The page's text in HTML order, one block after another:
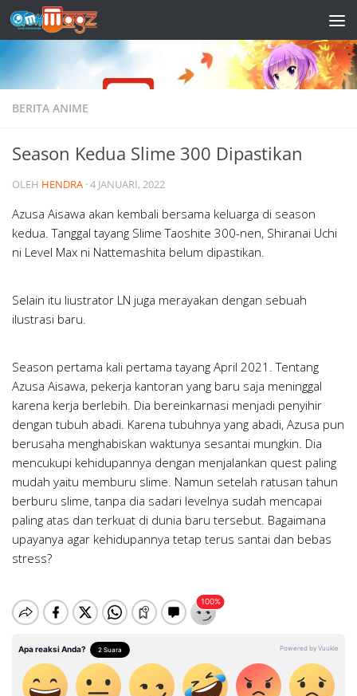
Skip to content
BERITA ANIME
Season Kedua Slime 300 Dipastikan
OLEH HENDRA ·4 JANUARI, 2022
Azusa Aisawa akan kembali bersama keluarga di season
kedua. Tanggal tayang Slime Taoshite 300-nen, Shiranai Uchi
ni Level Max ni Nattemashita belum dipastikan.
Selain itu liustrator LN juga merayakan dengan sebuah
ilustrasi baru.
Season pertama kali pertama tayang April 2021. Tentang
Azusa Aisawa, pekerja kantoran yang baru saja meninggal
karena kerja berlebih. Dia bereinkarnasi menjadi penyihir
dengan tubuh abadi. Karena tubuhnya yang abadi, Azusa pun
berusaha menghabiskan waktunya sesantai mungkin. Dia
mencukupi kehidupannya dengan menjalankan quest paling
mudah yaitu memburu slime. Namun setelah ratusan tahun
berburu slime, tanpa dia sadari levelnya sudah mencapai
paling atas dan terkuat di dunia baru tersebut. Bagaimana
upayanya agar kehidupannya tetap terus santai dan bebas
stress?